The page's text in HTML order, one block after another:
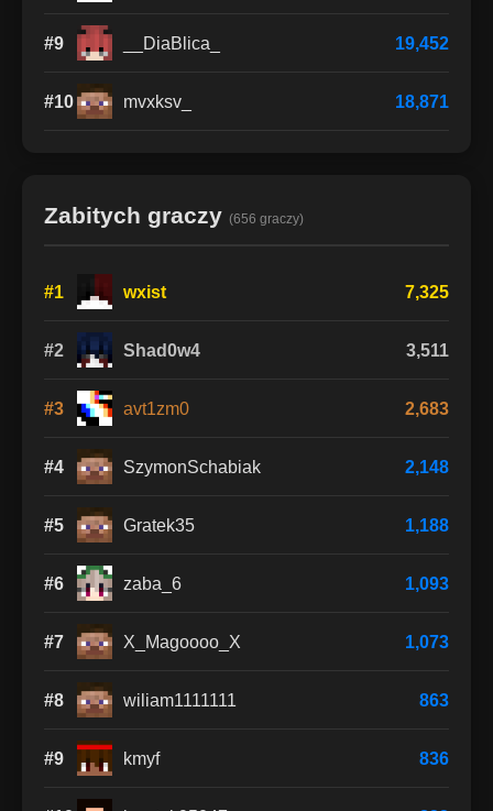
#9 __DiaBlica_ 19,452
#10 mvxksv_ 18,871
Zabitych graczy (656 graczy)
#1 wxist 7,325
#2 Shad0w4 3,511
#3 avt1zm0 2,683
#4 SzymonSchabiak 2,148
#5 Gratek35 1,188
#6 zaba_6 1,093
#7 X_Magoooo_X 1,073
#8 wiliam1111111 863
#9 kmyf 836